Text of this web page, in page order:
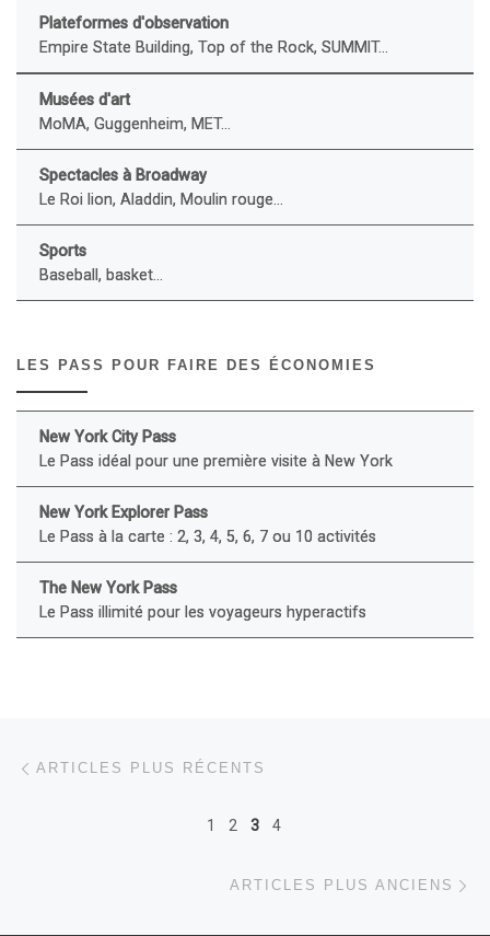
Plateformes d'observation
Empire State Building, Top of the Rock, SUMMIT...
Musées d'art
MoMA, Guggenheim, MET...
Spectacles à Broadway
Le Roi lion, Aladdin, Moulin rouge...
Sports
Baseball, basket...
LES PASS POUR FAIRE DES ÉCONOMIES
New York City Pass
Le Pass idéal pour une première visite à New York
New York Explorer Pass
Le Pass à la carte : 2, 3, 4, 5, 6, 7 ou 10 activités
The New York Pass
Le Pass illimité pour les voyageurs hyperactifs
ARTICLES PLUS RÉCENTS
1 2 3 4
ARTICLES PLUS ANCIENS